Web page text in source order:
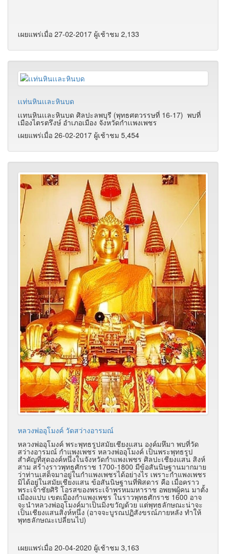
เผยแพร่เมื่อ 27-02-2017 ผู้เช้าชม 2,133
เเท่นหินเเละหินบด
เเทนหินเเละหินบด ศิลปะลพบุรี (พุทธศตวรรษที่ 16-17) พบที่
เมืองไตรตรึงษ์ อำเภอเมือง จังหวัดกำเเพงเพชร
เผยแพร่เมื่อ 26-02-2017 ผู้เช้าชม 5,454
หลวงพ่ออุโมงค์ วัดสว่างอารมณ์
หลวงพ่ออุโมงค์ พระพุทธรูปสมัยเชียงแสน องค์มหึมา พบที่วัด
สว่างอารมณ์ กำแพงเพชร หลวงพ่ออุโมงค์ เป็นพระพุทธรูป
สำคัญที่สุดองค์หนึ่งในจังหวัดกำแพงเพชร ศิลปะเชียงแสน สิงห์
สาม สร้างราวพุทธศักราช 1700-1800 มีข้อสันนิษฐานมากมาย
ว่าท่านเสด็จมาอยู่ในกำแพงเพชรได้อย่างไร เพราะกำแพงเพชร
มิได้อยู่ในสมัยเชียงแสน ข้อสันนิษฐานที่พิสดาร คือ เมื่อคราว
พระเจ้าชัยศิริ โอรสของพระเจ้าพรหมมหาราช อพยพผู้คน มาตั้ง
เมืองแปบ เขตเมืองกำแพงเพชร ในราวพุทธศักราช 1600 อาจ
จะนำหลวงพ่ออุโมงค์มาเป็นมิ่งขวัญด้วย แต่พุทธลักษณะน่าจะ
เป็นเชียงแสนสิงห์หนึ่ง (อาจจะบูรณปฏิสังขรณ์ภายหลัง ทำให้
พุทธลักษณะเปลี่ยนไป)
เผยแพร่เมื่อ 20-04-2020 ผู้เช้าชม 3,163